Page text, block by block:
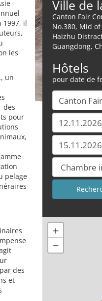
1997, il
les
, un
des
pour
pelage
des
et
Ville de
Canton Fair
No.380, Mid
Haizhu
Guangdong,
Hôtels
pour date de
+
−